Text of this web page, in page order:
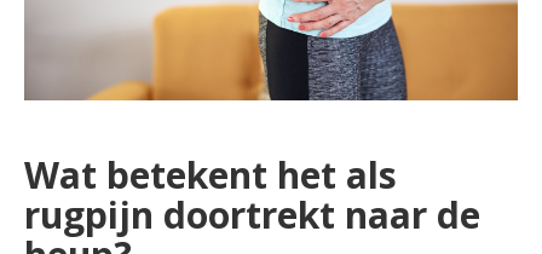
Wat betekent het als
rugpijn doortrekt naar de